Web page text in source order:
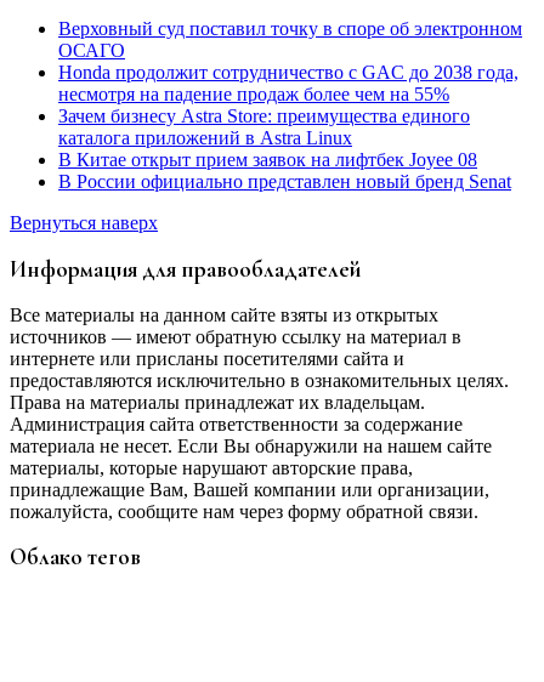
Верховный суд поставил точку в споре об электронном
ОСАГО
Honda продолжит сотрудничество с GAC до 2038 года,
несмотря на падение продаж более чем на 55%
Зачем бизнесу Astra Store: преимущества единого
каталога приложений в Astra Linux
В Китае открыт прием заявок на лифтбек Joyee 08
В России официально представлен новый бренд Senat
Вернуться наверх
Информация для правообладателей
Все материалы на данном сайте взяты из открытых
источников — имеют обратную ссылку на материал в
интернете или присланы посетителями сайта и
предоставляются исключительно в ознакомительных целях.
Права на материалы принадлежат их владельцам.
Администрация сайта ответственности за содержание
материала не несет. Если Вы обнаружили на нашем сайте
материалы, которые нарушают авторские права,
принадлежащие Вам, Вашей компании или организации,
пожалуйста, сообщите нам через форму обратной связи.
Облако тегов